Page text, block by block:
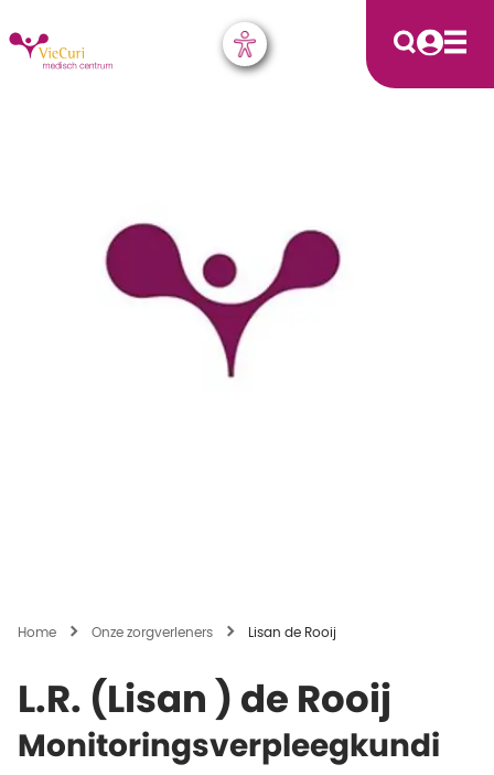
Home Onze zorgverleners Lisan de Rooij
L.R. (Lisan ) de Rooij
Monitoringsverpleegkundi